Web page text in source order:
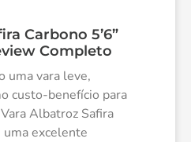
Carbono 5’6”
Completo
uma vara leve,
custo-benefício para
Albatroz Safira
uma excelente